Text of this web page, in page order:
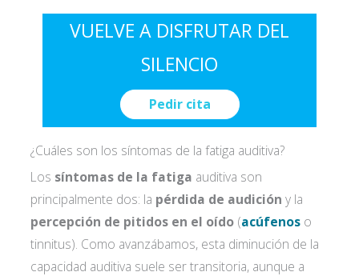
VUELVE A DISFRUTAR DEL
SILENCIO
Pedir cita
¿Cuáles son los síntomas de la fatiga auditiva?
Los síntomas de la fatiga auditiva son
principalmente dos: la pérdida de audición y la
percepción de pitidos en el oído (acúfenos o
tinnitus). Como avanzábamos, esta diminución de la
capacidad auditiva suele ser transitoria, aunque a